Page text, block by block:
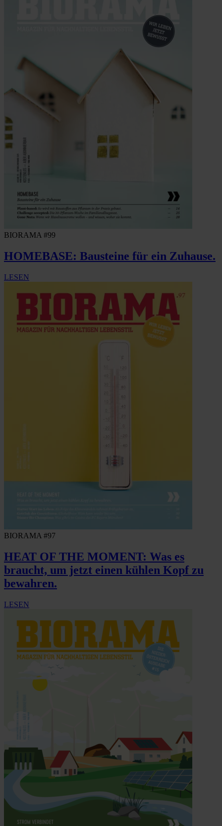
BIORAMA #99
HOMEBASE: Bausteine für ein Zuhause.
LESEN
BIORAMA #97
HEAT OF THE MOMENT: Was es
braucht, um jetzt einen kühlen Kopf zu
bewahren.
LESEN